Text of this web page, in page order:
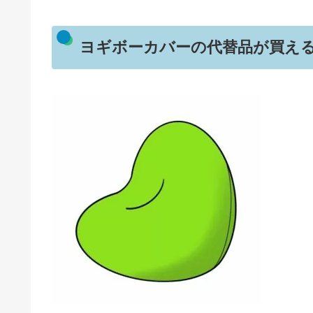
ヨギボーカバーの代替品が買え